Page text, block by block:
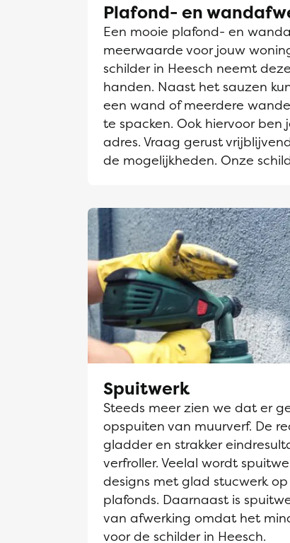
Plafond- en
Een mooie plafond- en
meerwaarde voor jouw
schilder in Heesch neemt
handen. Naast het sauzen
een wand of meerdere
te spacken. Ook hiervoor ben
adres. Vraag gerust
de mogelijkheden. Onze
Spuitwerk
Steeds meer zien we dat er
opspuiten van muurverf. De
gladder en strakker
verfroller. Veelal wordt
designs met glad stucwerk
plafonds. Daarnaast is
van afwerking omdat het
voor de schilder in Heesch.